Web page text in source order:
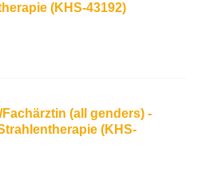
(KHS-43192)
Fachärztin (all genders) -
(KHS-